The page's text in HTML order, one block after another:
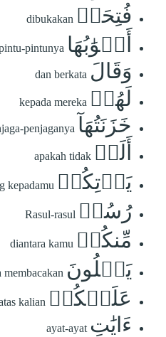
فُتِحَتۡ dibukakan
أَبۡوَٰبُهَا pintunya
وَقَالَ dan berkata
لَهُمۡ kepada mereka
خَزَنَتُهَآ penjaganya
أَلَمۡ apakah tidak
يَأۡتِكُمۡ kepadamu
رُسُلٞ Rasul-rasul
مِّنكُمۡ diantara kamu
يَتۡلُونَ membacakan
عَلَيۡكُمۡ kalian
ءَايَٰتِ ayat-ayat